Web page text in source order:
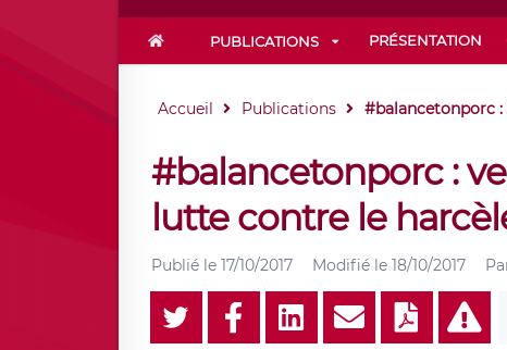
PUBLICATIONS PRÉSENTATION
Accueil Publications #balancetonporc :
#balancetonporc :
lutte contre le
Publié le 17/10/2017 Modifié le 18/10/2017